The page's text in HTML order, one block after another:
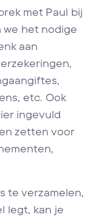
met Paul bij
we het nodige
aan
etc. Ook
ingevuld
zetten voor
te verzamelen,
legt, kan je